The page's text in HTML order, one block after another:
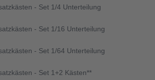
- Set 1/4 Unterteilung
- Set 1/16 Unterteilung
- Set 1/64 Unterteilung
- Set 1+2 Kästen**